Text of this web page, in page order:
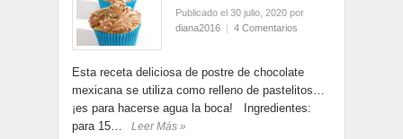
Publicado el 30 julio, 2020 por
diana2016 | 4 Comentarios
Esta receta deliciosa de postre de chocolate
mexicana se utiliza como relleno de pastelitos…
¡es para hacerse agua la boca! Ingredientes:
para 15…
Leer Más »